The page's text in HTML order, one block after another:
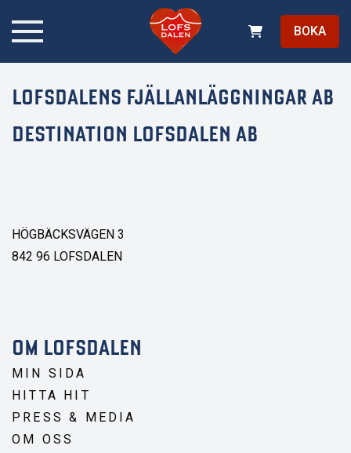
BOKA
LOFSDALENS FJÄLLANLÄGGNINGAR AB
DESTINATION LOFSDALEN AB
HÖGBÄCKSVÄGEN 3
842 96 LOFSDALEN
OM LOFSDALEN
MIN SIDA
HITTA HIT
PRESS & MEDIA
OM OSS